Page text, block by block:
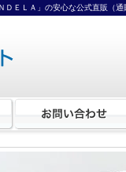
ＤＥＬＡ」の安心な公式直販（通